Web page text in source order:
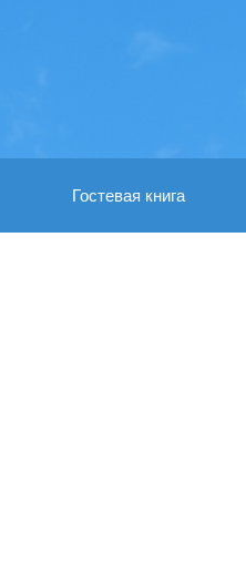
Гостевая книга